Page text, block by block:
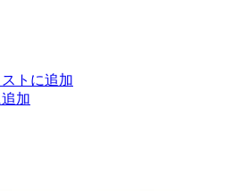
トに追加
加